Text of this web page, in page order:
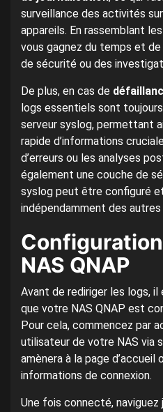
surveillance des activités
appareils. En rassemblant
vous gagnez du temps et
de sécurité ou des
De plus, en cas de
logs essentiels sont
serveur syslog, permettant
rapide d’informations
d’erreurs ou les analyses
également une couche de
syslog peut être configuré
indépendamment des
NAS QNAP
Avant de rediriger les logs, il
que votre NAS QNAP est
Pour cela, commencez par
utilisateur de votre NAS via
amènera à la page
informations de connexion.
Une fois connecté, naviguez